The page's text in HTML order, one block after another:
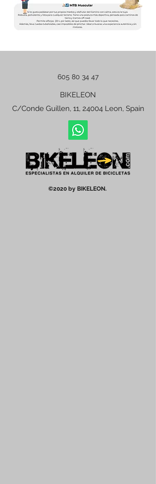
605 80 34 47
BIKELEON
C/Conde Guillen, 11, 24004 Leon, Spain
©2020 by BIKELEON.